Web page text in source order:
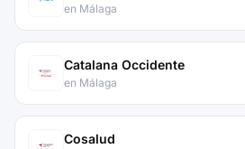
en Málaga
Catalana Occidente
en Málaga
Cosalud